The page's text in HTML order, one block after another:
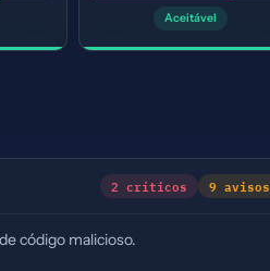
Aceitável
2 críticos 9 avisos
código malicioso.